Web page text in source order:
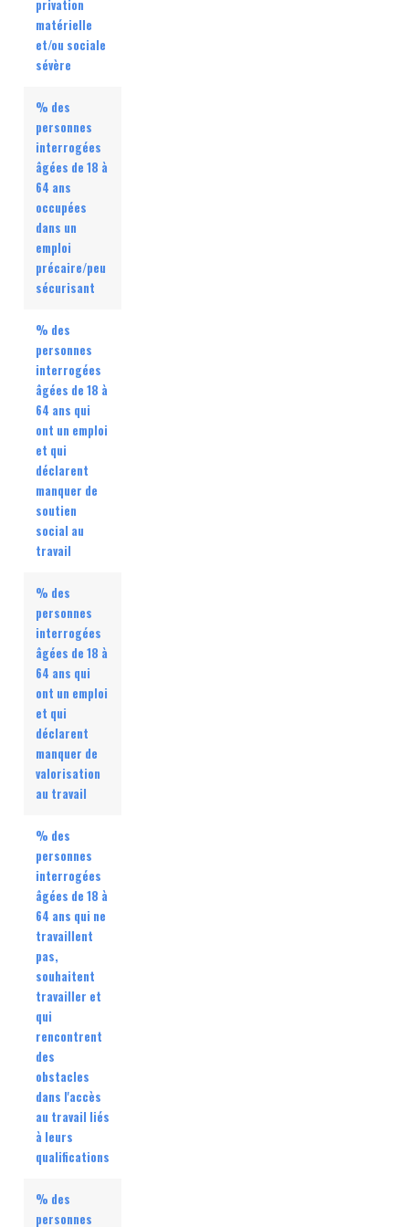
privation
matérielle
et/ou sociale
sévère
% des
personnes
interrogées
âgées de 18 à
64 ans
occupées
dans un
emploi
précaire/peu
sécurisant
% des
personnes
interrogées
âgées de 18 à
64 ans qui
ont un emploi
et qui
déclarent
manquer de
soutien
social au
travail
% des
personnes
interrogées
âgées de 18 à
64 ans qui
ont un emploi
et qui
déclarent
manquer de
valorisation
au travail
% des
personnes
interrogées
âgées de 18 à
64 ans qui ne
travaillent
pas,
souhaitent
travailler et
qui
rencontrent
des
obstacles
dans l'accès
au travail liés
à leurs
qualifications
% des
personnes